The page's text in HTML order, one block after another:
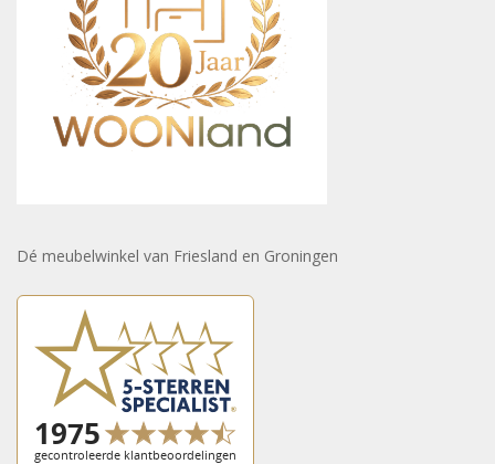
Dé meubelwinkel van Friesland en Groningen